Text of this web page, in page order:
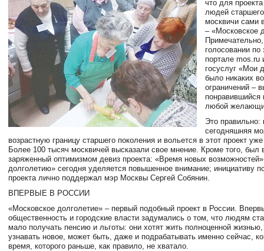
что для
людей
москвичи сами
– «Московское
голосовании по
портале mos.ru
госуслуг «Мои
было никаких
ограничений –
понравившийся
любой
Это правильно:
сегодняшняя
возрастную границу старшего поколения и вольется в этот проект
Более 100 тысяч москвичей высказали свое мнение. Кроме того, был
заряженный оптимизмом девиз проекта: «Время новых
долголетию» сегодня уделяется повышенное внимание; инициативу
проекта лично поддержал мэр Москвы Сергей Собянин.
ВПЕРВЫЕ В РОССИИ
«Московское долголетие» – первый подобный проект в России.
общественность и городские власти задумались о том, что людям
мало получать пенсию и льготы: они хотят жить полноценной
узнавать новое, может быть, даже и подрабатывать именно сейчас,
время, которого раньше, как правило, не хватало.